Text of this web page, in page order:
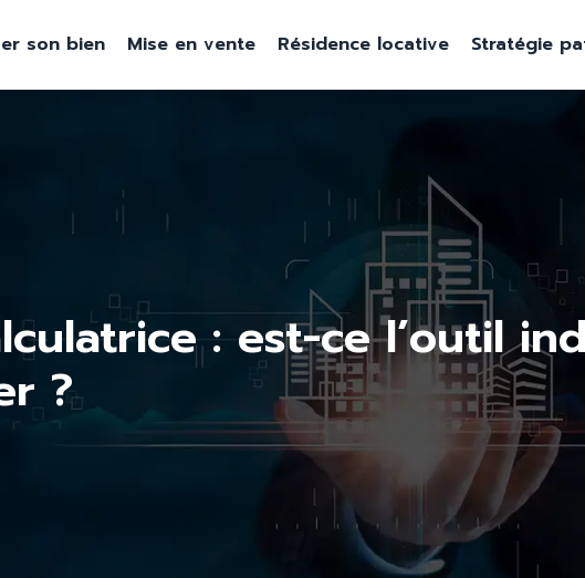
son bien Mise en vente Résidence locative Stratégie
: est-ce l’outil
?